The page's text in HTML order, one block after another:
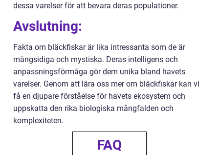
dessa varelser för att bevara deras populationer.
Avslutning:
Fakta om bläckfiskar är lika intressanta som de är
mångsidiga och mystiska. Deras intelligens och
anpassningsförmåga gör dem unika bland havets
varelser. Genom att lära oss mer om bläckfiskar kan vi
få en djupare förståelse för havets ekosystem och
uppskatta den rika biologiska mångfalden och
komplexiteten.
FAQ